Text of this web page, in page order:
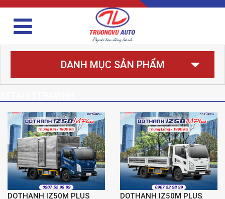
DANH MỤC SẢN PHẨM
DOTHANH IZ50M PLUS
DOTHANH IZ50M PLUS